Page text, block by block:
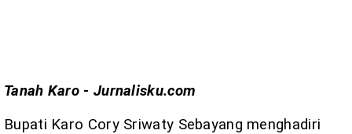
Tanah Karo - Jurnalisku.com
Bupati Karo Cory Sriwaty Sebayang menghadiri